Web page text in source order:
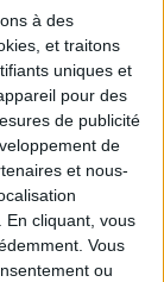
à des
et traitons
uniques et
pour des
de publicité
de
et nous-
En cliquant, vous
Vous
ou
à un
sa société
pour lui
ou de faire